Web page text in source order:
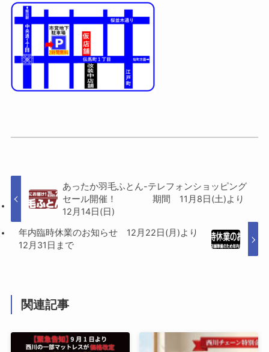
あったか羽毛ふとん-テレフォンショッピング
セール開催！ 期間 11月8日(土)より
12月14日(日)
年内臨時休業のお知らせ 12月22日(月)より
12月31日まで
関連記事